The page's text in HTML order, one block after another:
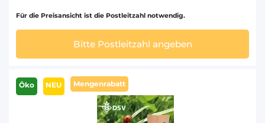
Für die Preisansicht ist die Postleitzahl notwendig.
Bitte Postleitzahl angeben
Öko NEU Mengenrabatt